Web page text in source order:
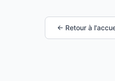
← Retour à